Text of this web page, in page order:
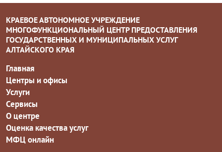
КРАЕВОЕ АВТОНОМНОЕ УЧРЕЖДЕНИЕ
МНОГОФУНКЦИОНАЛЬНЫЙ ЦЕНТР ПРЕДОСТАВЛЕНИЯ
ГОСУДАРСТВЕННЫХ И МУНИЦИПАЛЬНЫХ УСЛУГ
АЛТАЙСКОГО КРАЯ
Главная
Центры и офисы
Услуги
Сервисы
О центре
Оценка качества услуг
МФЦ онлайн